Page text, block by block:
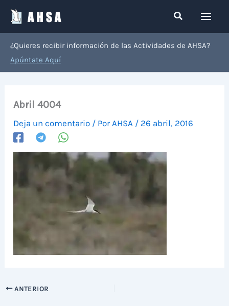
contenido
Buscar
¿Quieres recibir información de las Actividades de AHSA?
Apúntate Aquí
Abril 4004
Deja un comentario / Por AHSA / 26 abril, 2016
ANTERIOR